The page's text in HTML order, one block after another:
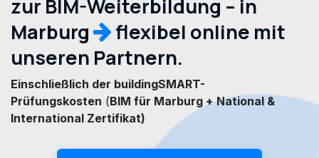
zur BIM-Weiterbildung – in
Marburg
flexibel online mit
unseren Partnern.
Einschließlich der buildingSMART-
Prüfungskosten (BIM für Marburg + National &
International Zertifikat)